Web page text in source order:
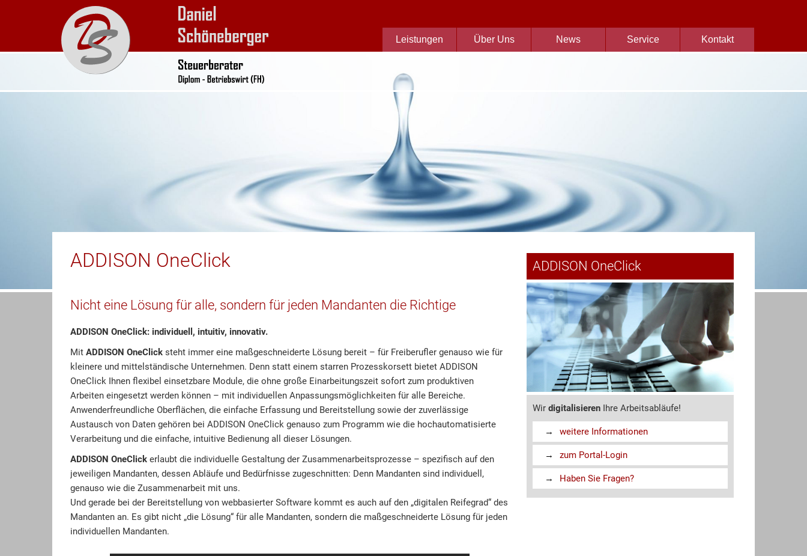
Leistungen Über Uns News Service Kontakt
ADDISON OneClick
Nicht eine Lösung für alle, sondern für jeden Mandanten die Richtige
ADDISON OneClick: individuell, intuitiv, innovativ.
Mit ADDISON OneClick steht immer eine maßgeschneiderte Lösung bereit – für Freiberufler genauso wie für
kleinere und mittelständische Unternehmen. Denn statt einem starren Prozesskorsett bietet ADDISON
OneClick Ihnen flexibel einsetzbare Module, die ohne große Einarbeitungszeit sofort zum produktiven
Arbeiten eingesetzt werden können – mit individuellen Anpassungsmöglichkeiten für alle Bereiche.
Anwenderfreundliche Oberflächen, die einfache Erfassung und Bereitstellung sowie der zuverlässige
Austausch von Daten gehören bei ADDISON OneClick genauso zum Programm wie die hochautomatisierte
Verarbeitung und die einfache, intuitive Bedienung all dieser Lösungen.
ADDISON OneClick erlaubt die individuelle Gestaltung der Zusammenarbeitsprozesse – spezifisch auf den
jeweiligen Mandanten, dessen Abläufe und Bedürfnisse zugeschnitten: Denn Mandanten sind individuell,
genauso wie die Zusammenarbeit mit uns.
Und gerade bei der Bereitstellung von webbasierter Software kommt es auch auf den „digitalen Reifegrad“ des
Mandanten an. Es gibt nicht „die Lösung“ für alle Mandanten, sondern die maßgeschneiderte Lösung für jeden
individuellen Mandanten.
ADDISON OneClick
Wir digitalisieren Ihre Arbeitsabläufe!
weitere Informationen
zum Portal-Login
Haben Sie Fragen?